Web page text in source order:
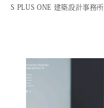
S PLUS ONE 建築設計事務所